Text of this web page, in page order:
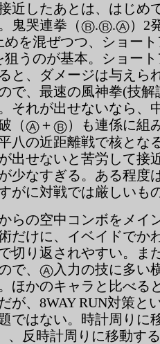
近したあとは、はじめ
鬼哭連拳（
. .
）2
めを混ぜつつ、ショー
狙うのが基本。ショー
と、ダメージは与えら
で、最速の風神拳(技
それが出せないなら、
（
＋
）も連係に組
八の近距離戦で核とな
出せないと苦労して接
少なすぎる。ある程度
がに対戦では厳しいも
らの空中コンボをメイ
だけに、イベイドでか
切り返されやすい。ま
で、
入力の技に多い
ほかのキャラと比べる
が、8WAY RUN対策と
ではない。時計周りに
、反時計周りに移動す